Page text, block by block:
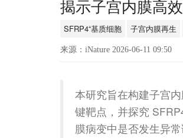
揭示子宫内膜高
SFRP4⁺基质细胞 子宫内膜再生
来源：iNature 2026-06-11 09:50
本研究旨在构建子宫
键靶点，并探究
膜病变中是否发生异常